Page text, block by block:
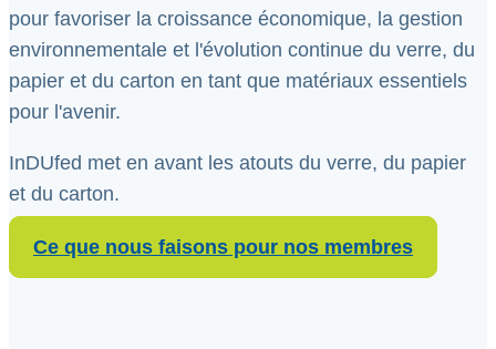
pour favoriser la croissance économique, la gestion
environnementale et l'évolution continue du verre, du
papier et du carton en tant que matériaux essentiels
pour l'avenir.
InDUfed met en avant les atouts du verre, du papier
et du carton.
Ce que nous faisons pour nos membres